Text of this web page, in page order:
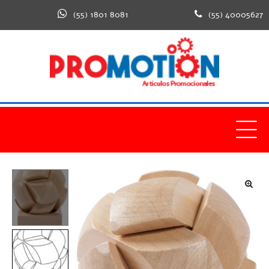
(55) 1801 8081 (55) 40005627